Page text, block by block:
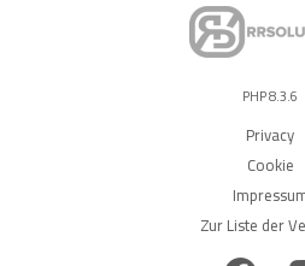
PHP 8.3.6
Privacy
Cookie
Zur Liste der